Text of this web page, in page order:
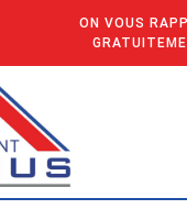
ON VOUS